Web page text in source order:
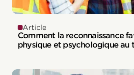
Article
Comment la reconnaissance
physique et psychologique au